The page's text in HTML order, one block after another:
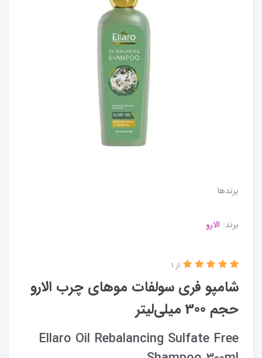
برندها
برند: الارو
شامپو فری سولفات مو‌های چرب الارو
حجم 300 میلی‌لیتر
از 1
Ellaro Oil Rebalancing Sulfate Free